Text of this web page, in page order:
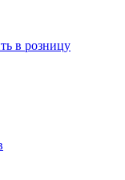
в розницу